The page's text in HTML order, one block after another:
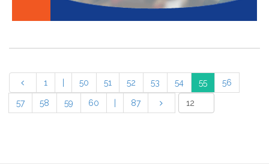
1 50 51 52 53 54 55 56
57 58 59 60 87